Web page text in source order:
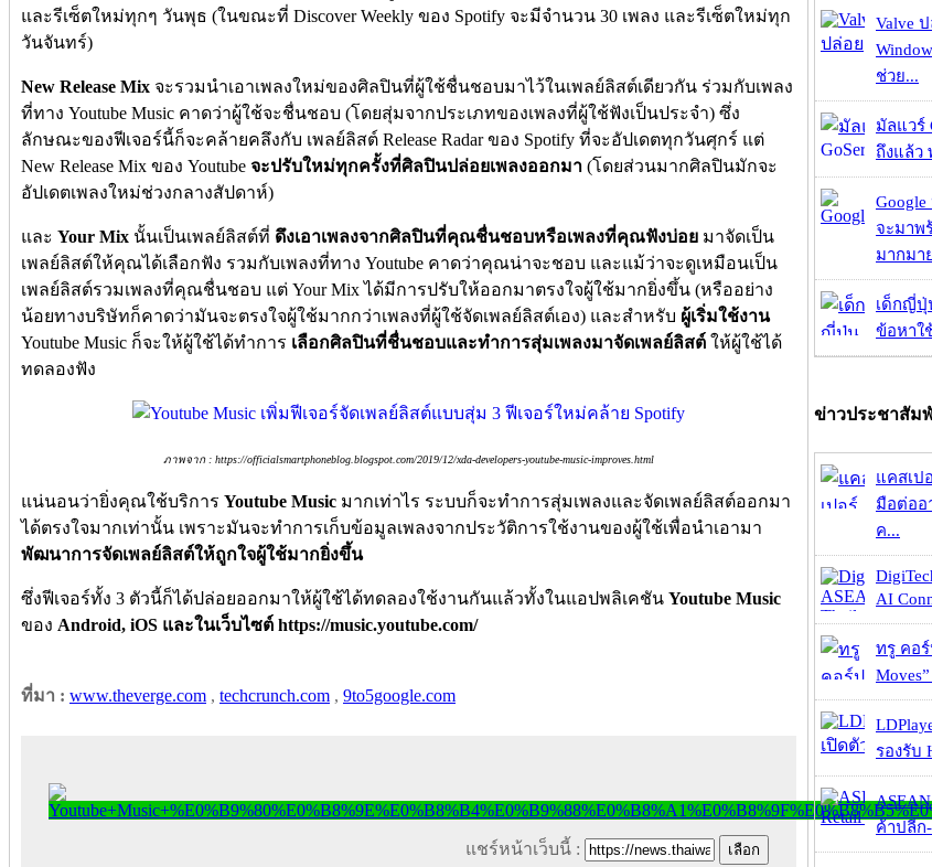
และรีเซ็ตใหม่ทุกๆ วันพุธ (ในขณะที่ Discover Weekly ของ Spotify จะมีจำนวน 30 เพลง และรีเซ็ตใหม่ทุก
วันจันทร์)
New Release Mix จะรวมนำเอาเพลงใหม่ของศิลปินที่ผู้ใช้ชื่นชอบมาไว้ในเพลย์ลิสต์เดียวกัน ร่วมกับเพลง
ที่ทาง Youtube Music คาดว่าผู้ใช้จะชื่นชอบ (โดยสุ่มจากประเภทของเพลงที่ผู้ใช้ฟังเป็นประจำ) ซึ่ง
ลักษณะของฟีเจอร์นี้ก็จะคล้ายคลึงกับ เพลย์ลิสต์ Release Radar ของ Spotify ที่จะอัปเดตทุกวันศุกร์ แต่
New Release Mix ของ Youtube จะปรับใหม่ทุกครั้งที่ศิลปินปล่อยเพลงออกมา (โดยส่วนมากศิลปินมักจะ
อัปเดตเพลงใหม่ช่วงกลางสัปดาห์)
และ Your Mix นั้นเป็นเพลย์ลิสต์ที่ ดึงเอาเพลงจากศิลปินที่คุณชื่นชอบหรือเพลงที่คุณฟังบ่อย มาจัดเป็น
เพลย์ลิสต์ให้คุณได้เลือกฟัง รวมกับเพลงที่ทาง Youtube คาดว่าคุณน่าจะชอบ และแม้ว่าจะดูเหมือนเป็น
เพลย์ลิสต์รวมเพลงที่คุณชื่นชอบ แต่ Your Mix ได้มีการปรับให้ออกมาตรงใจผู้ใช้มากยิ่งขึ้น (หรืออย่าง
น้อยทางบริษัทก็คาดว่ามันจะตรงใจผู้ใช้มากกว่าเพลงที่ผู้ใช้จัดเพลย์ลิสต์เอง) และสำหรับ ผู้เริ่มใช้งาน
Youtube Music ก็จะให้ผู้ใช้ได้ทำการ เลือกศิลปินที่ชื่นชอบและทำการสุ่มเพลงมาจัดเพลย์ลิสต์ ให้ผู้ใช้ได้
ทดลองฟัง
ภาพจาก : https://officialsmartphoneblog.blogspot.com/2019/12/xda-developers-youtube-music-improves.html
แน่นอนว่ายิ่งคุณใช้บริการ Youtube Music มากเท่าไร ระบบก็จะทำการสุ่มเพลงและจัดเพลย์ลิสต์ออกมา
ได้ตรงใจมากเท่านั้น เพราะมันจะทำการเก็บข้อมูลเพลงจากประวัติการใช้งานของผู้ใช้เพื่อนำเอามา
พัฒนาการจัดเพลย์ลิสต์ให้ถูกใจผู้ใช้มากยิ่งขึ้น
ซึ่งฟีเจอร์ทั้ง 3 ตัวนี้ก็ได้ปล่อยออกมาให้ผู้ใช้ได้ทดลองใช้งานกันแล้วทั้งในแอปพลิเคชัน Youtube Music
ของ Android, iOS และในเว็บไซต์ https://music.youtube.com/
ที่มา : www.theverge.com , techcrunch.com , 9to5google.com
แชร์หน้าเว็บนี้ :
Valve
ช่วย...
มัลแวร์
ถึงแล้ว
จะมาพ
มากมา
เด็กญี่ปุ่
ข้อหาใ
ข่าวประชาสัม
แคสเป
มือต่ออ
ค...
AI
ทรู คอร์
รองรับ
ค้าปลีก